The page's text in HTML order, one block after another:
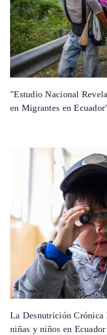
"Estudio Nacional
en Migrantes en
La Desnutrición
niñas y niños en Ecuador